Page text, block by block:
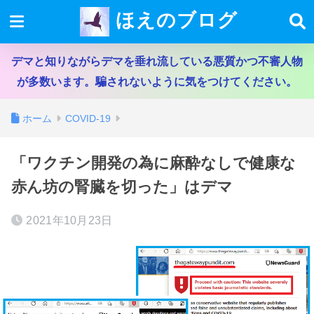
ほえのブログ
デマと知りながらデマを垂れ流している悪質かつ不審人物
が多数います。騙されないように気をつけてください。
ホーム COVID-19
「ワクチン開発の為に麻酔なしで健康な
赤ん坊の腎臓を切った」はデマ
2021年10月23日